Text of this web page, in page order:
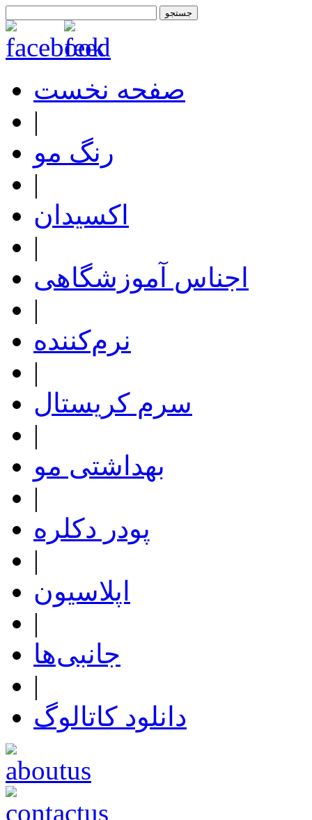
صفحه نخست
|
رنگ مو
|
اکسیدان
|
اجناس آموزشگاهی
|
نرم‌کننده
|
سرم کریستال
|
بهداشتی مو
|
پودر دکلره
|
اپلاسیون
|
جانبی‌ها
|
دانلود کاتالوگ